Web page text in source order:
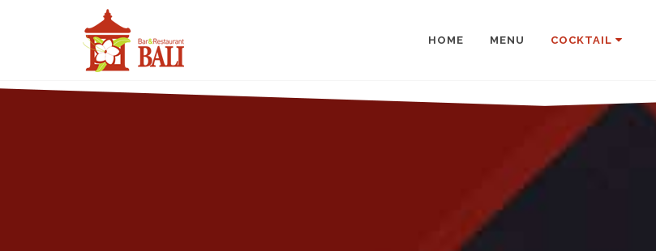
HOME MENU COCKTAIL